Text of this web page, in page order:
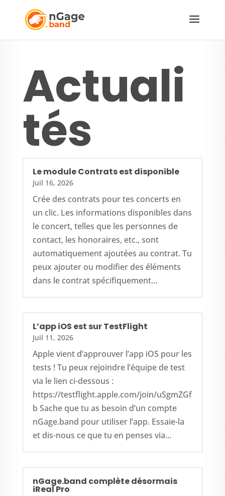
Actuali
tés
Le module Contrats est disponible
Juil 16, 2026
Crée des contrats pour tes concerts en
un clic. Les informations disponibles dans
le concert, telles que les personnes de
contact, les honoraires, etc., sont
automatiquement ajoutées au contrat. Tu
peux ajouter ou modifier des éléments
dans le contrat spécifiquement…
L’app iOS est sur TestFlight
Juil 11, 2026
Apple vient d’approuver l’app iOS pour les
tests ! Tu peux rejoindre l’équipe de test
via le lien ci-dessous :
https://testflight.apple.com/join/uSgmZGf
b Sache que tu as besoin d’un compte
nGage.band pour utiliser l’app. Essaie-la
et dis-nous ce que tu en penses via…
nGage.band complète désormais
iReal Pro